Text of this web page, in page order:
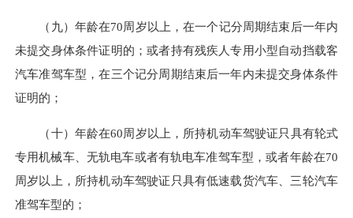
（九）年龄在70周岁以上，在一个记分周期结束后一年内
未提交身体条件证明的；或者持有残疾人专用小型自动挡载客
汽车准驾车型，在三个记分周期结束后一年内未提交身体条件
证明的；
（十）年龄在60周岁以上，所持机动车驾驶证只具有轮式
专用机械车、无轨电车或者有轨电车准驾车型，或者年龄在70
周岁以上，所持机动车驾驶证只具有低速载货汽车、三轮汽车
准驾车型的；